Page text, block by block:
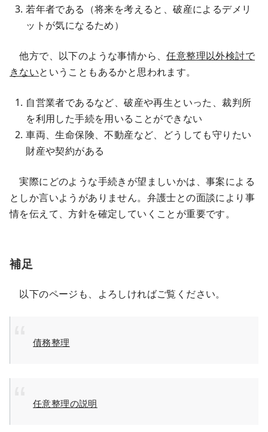
若年者である（将来を考えると、破産によるデメリ
ットが気になるため）
他方で、以下のような事情から、任意整理以外検討で
きないということもあるかと思われます。
自営業者であるなど、破産や再生といった、裁判所
を利用した手続を用いることができない
車両、生命保険、不動産など、どうしても守りたい
財産や契約がある
実際にどのような手続きが望ましいかは、事案による
としか言いようがありません。弁護士との面談により事
情を伝えて、方針を確定していくことが重要です。
補足
以下のページも、よろしければご覧ください。
債務整理
任意整理の説明